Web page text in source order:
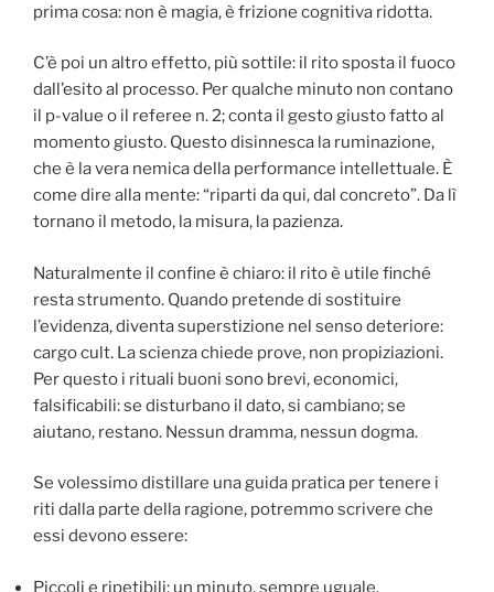
prima cosa: non è magia, è frizione cognitiva ridotta.
C’è poi un altro effetto, più sottile: il rito sposta il fuoco
dall’esito al processo. Per qualche minuto non contano
il p-value o il referee n. 2; conta il gesto giusto fatto al
momento giusto. Questo disinnesca la ruminazione,
che è la vera nemica della performance intellettuale. È
come dire alla mente: “riparti da qui, dal concreto”. Da lì
tornano il metodo, la misura, la pazienza.
Naturalmente il confine è chiaro: il rito è utile finché
resta strumento. Quando pretende di sostituire
l’evidenza, diventa superstizione nel senso deteriore:
cargo cult. La scienza chiede prove, non propiziazioni.
Per questo i rituali buoni sono brevi, economici,
falsificabili: se disturbano il dato, si cambiano; se
aiutano, restano. Nessun dramma, nessun dogma.
Se volessimo distillare una guida pratica per tenere i
riti dalla parte della ragione, potremmo scrivere che
essi devono essere:
Piccoli e ripetibili: un minuto, sempre uguale.